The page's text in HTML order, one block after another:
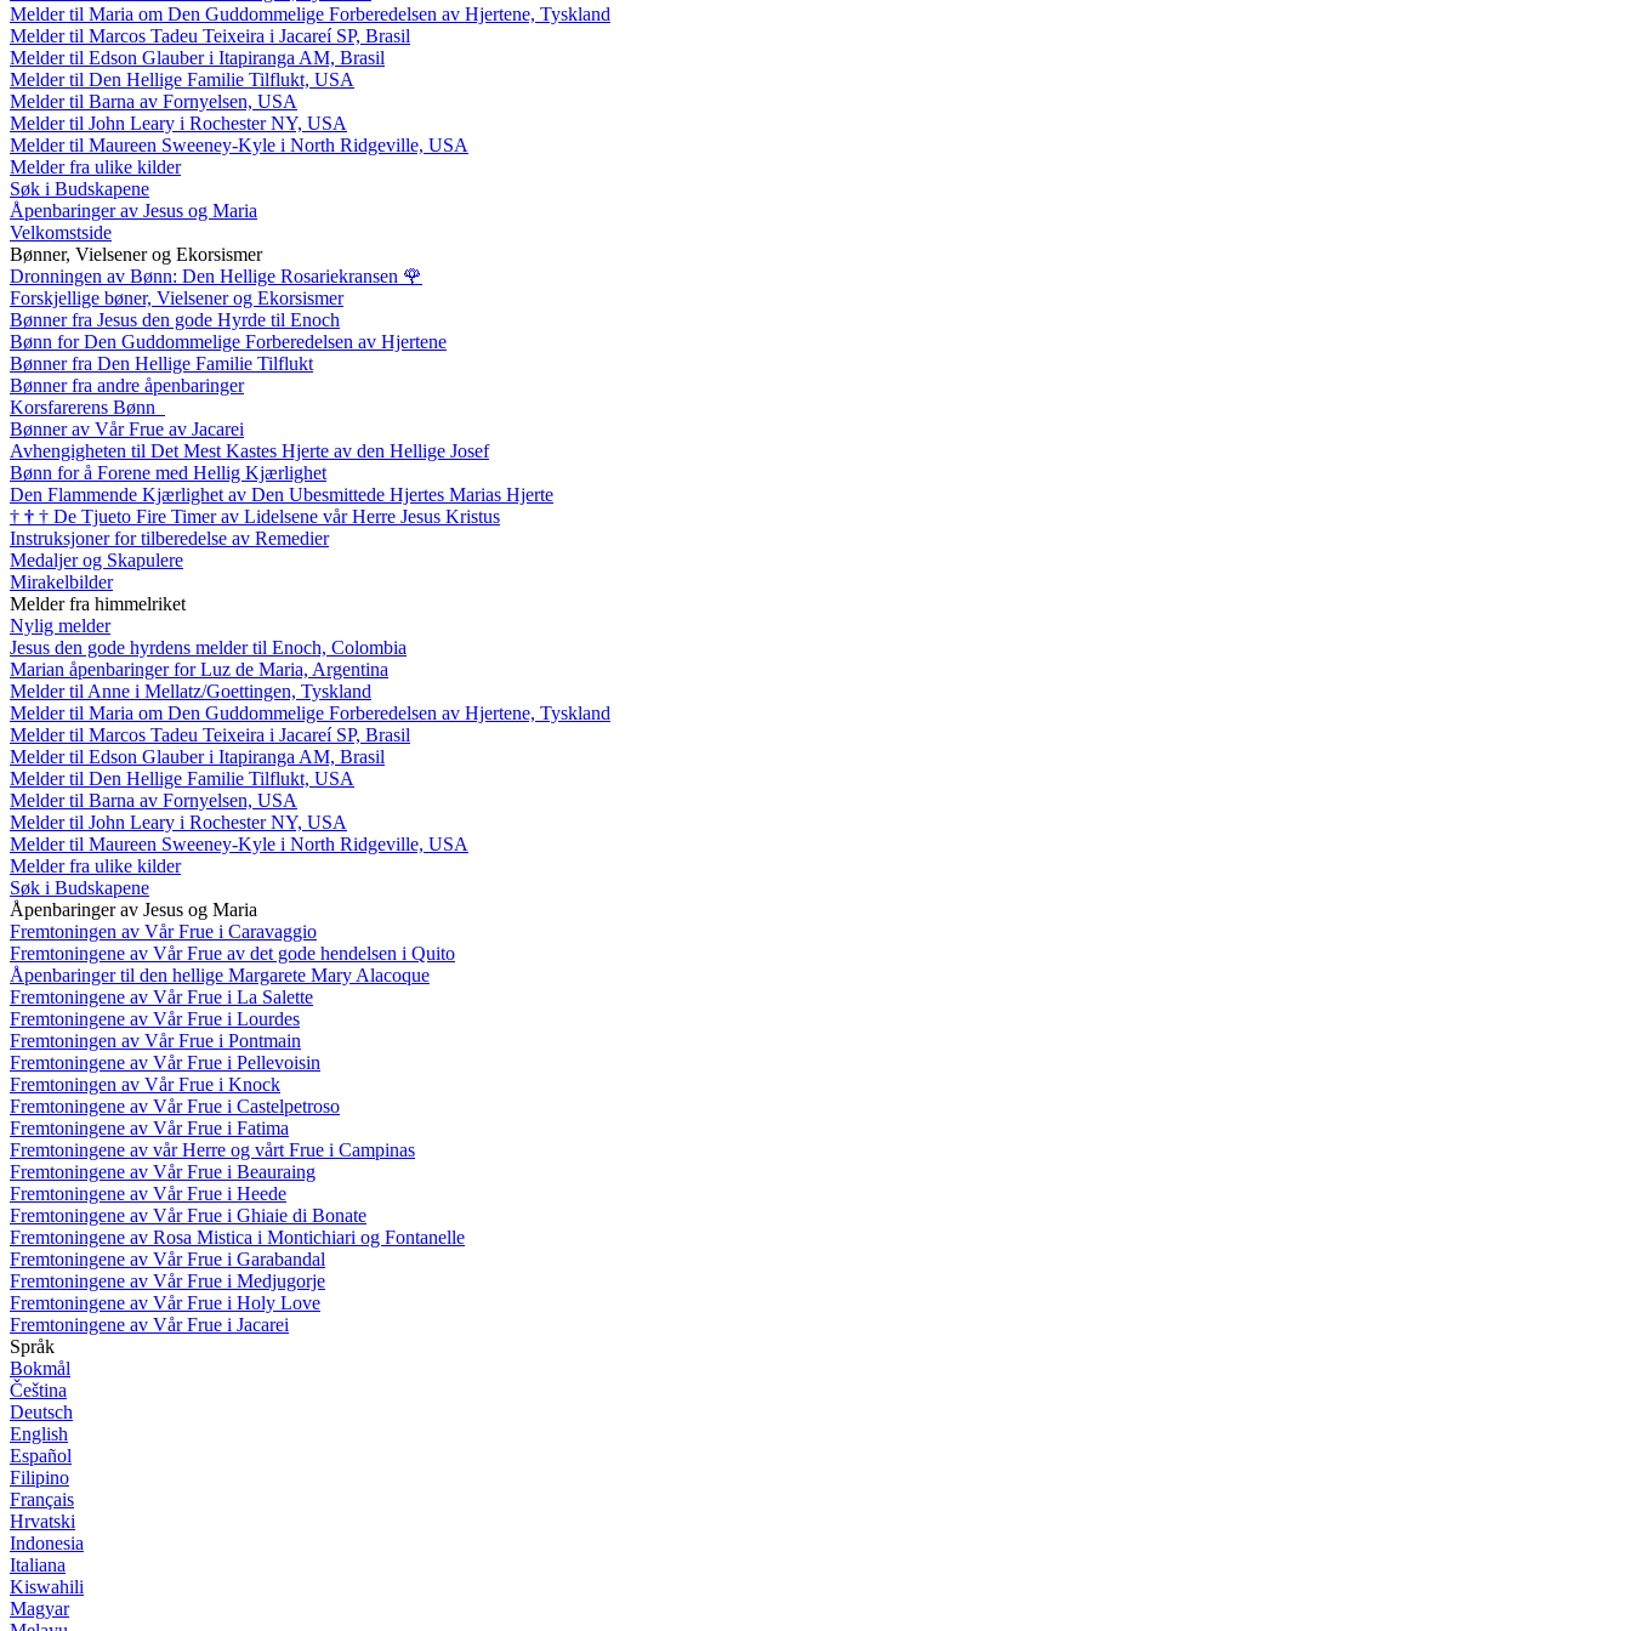
Melder til Maria om Den Guddommelige Forberedelsen av Hjertene, Tyskland
Melder til Marcos Tadeu Teixeira i Jacareí SP, Brasil
Melder til Edson Glauber i Itapiranga AM, Brasil
Melder til Den Hellige Familie Tilflukt, USA
Melder til Barna av Fornyelsen, USA
Melder til John Leary i Rochester NY, USA
Melder til Maureen Sweeney-Kyle i North Ridgeville, USA
Melder fra ulike kilder
Søk i Budskapene
Åpenbaringer av Jesus og Maria
Velkomstside
Bønner, Vielsener og Ekorsismer
Dronningen av Bønn: Den Hellige Rosariekransen 🌹
Forskjellige bøner, Vielsener og Ekorsismer
Bønner fra Jesus den gode Hyrde til Enoch
Bønn for Den Guddommelige Forberedelsen av Hjertene
Bønner fra Den Hellige Familie Tilflukt
Bønner fra andre åpenbaringer
Korsfarerens Bønn
Bønner av Vår Frue av Jacarei
Avhengigheten til Det Mest Kastes Hjerte av den Hellige Josef
Bønn for å Forene med Hellig Kjærlighet
Den Flammende Kjærlighet av Den Ubesmittede Hjertes Marias Hjerte
† † † De Tjueto Fire Timer av Lidelsene vår Herre Jesus Kristus
Instruksjoner for tilberedelse av Remedier
Medaljer og Skapulere
Mirakelbilder
Melder fra himmelriket
Nylig melder
Jesus den gode hyrdens melder til Enoch, Colombia
Marian åpenbaringer for Luz de Maria, Argentina
Melder til Anne i Mellatz/Goettingen, Tyskland
Melder til Maria om Den Guddommelige Forberedelsen av Hjertene, Tyskland
Melder til Marcos Tadeu Teixeira i Jacareí SP, Brasil
Melder til Edson Glauber i Itapiranga AM, Brasil
Melder til Den Hellige Familie Tilflukt, USA
Melder til Barna av Fornyelsen, USA
Melder til John Leary i Rochester NY, USA
Melder til Maureen Sweeney-Kyle i North Ridgeville, USA
Melder fra ulike kilder
Søk i Budskapene
Åpenbaringer av Jesus og Maria
Fremtoningen av Vår Frue i Caravaggio
Fremtoningene av Vår Frue av det gode hendelsen i Quito
Åpenbaringer til den hellige Margarete Mary Alacoque
Fremtoningene av Vår Frue i La Salette
Fremtoningene av Vår Frue i Lourdes
Fremtoningen av Vår Frue i Pontmain
Fremtoningene av Vår Frue i Pellevoisin
Fremtoningen av Vår Frue i Knock
Fremtoningene av Vår Frue i Castelpetroso
Fremtoningene av Vår Frue i Fatima
Fremtoningene av vår Herre og vårt Frue i Campinas
Fremtoningene av Vår Frue i Beauraing
Fremtoningene av Vår Frue i Heede
Fremtoningene av Vår Frue i Ghiaie di Bonate
Fremtoningene av Rosa Mistica i Montichiari og Fontanelle
Fremtoningene av Vår Frue i Garabandal
Fremtoningene av Vår Frue i Medjugorje
Fremtoningene av Vår Frue i Holy Love
Fremtoningene av Vår Frue i Jacarei
Språk
Bokmål
Čeština
Deutsch
English
Español
Filipino
Français
Hrvatski
Indonesia
Italiana
Kiswahili
Magyar